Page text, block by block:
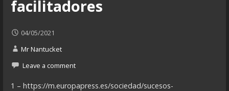
facilitadores
04/05/2021
Mr Nantucket
Leave a comment
1 – https://m.europapress.es/sociedad/sucesos-